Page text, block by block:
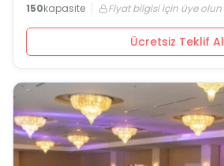
150kapasite Fiyat bilgisi için üye olun
Ücretsiz Teklif Al